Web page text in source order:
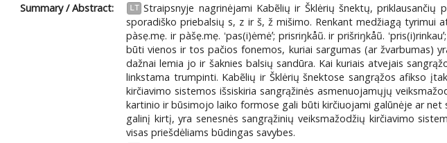
Summary / Abstract: LT Straipsnyje nagrinėjami Kabẽlių ir Šklėrių šnektų,
sporadiško priebalsių s, z ir š, ž mišimo. Renkant medžiagą tyrimui
pàsẹ.mẹ. ir pàšẹ.mẹ. ʻpas(i)ėmėʼ; prisriŋkåũ. ir prišriŋkåũ.
būti vienos ir tos pačios fonemos, kuriai sargumas (ar žvarbumas)
dažnai lemia jo ir šaknies balsių sandūra. Kai kuriais atvejais
linkstama trumpinti. Kabẽlių ir Šklėrių šnektose sangrąžos afikso
kirčiavimo sistemos išsiskiria sangrąžinės asmenuojamųjų
kartinio ir būsimojo laiko formose gali būti kirčiuojami galūnėje ar
galinį kirtį, yra senesnės sangrąžinių veiksmažodžių kirčiavimo
visas priešdėliams būdingas savybes.